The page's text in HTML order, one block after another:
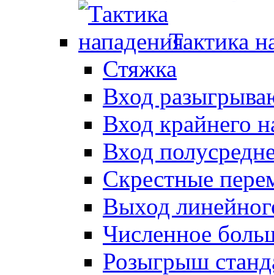
Тактика
Стяжка
Вход
Вход крайнего
Вход
Скрестные
Выход
Численное
Розыгрыш